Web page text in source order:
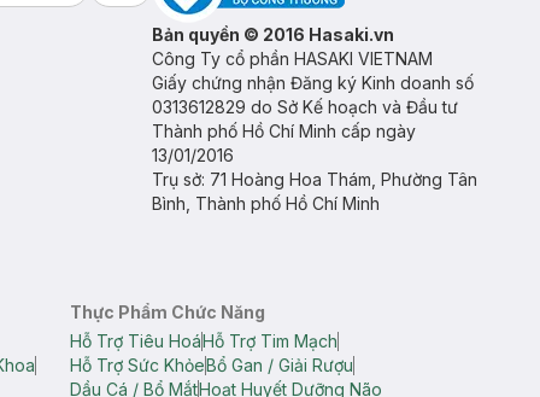
Bản quyền © 2016 Hasaki.vn
Công Ty cổ phần HASAKI VIETNAM
Giấy chứng nhận Đăng ký Kinh doanh số
0313612829 do Sở Kế hoạch và Đầu tư
Thành phố Hồ Chí Minh cấp ngày
13/01/2016
Trụ sở: 71 Hoàng Hoa Thám, Phường Tân
Bình, Thành phố Hồ Chí Minh
Thực Phẩm Chức Năng
Hỗ Trợ Tiêu HoáHỗ Trợ Tim Mạch
Hỗ Trợ Sức KhỏeBổ Gan / Giải Rượu
Dầu Cá / Bổ MắtHoạt Huyết Dưỡng Não